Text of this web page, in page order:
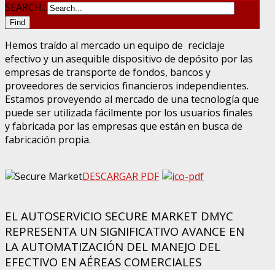
SEARCH...
Hemos traído al mercado un equipo de reciclaje
efectivo y un asequible dispositivo de depósito por las
empresas de transporte de fondos, bancos y
proveedores de servicios financieros independientes.
Estamos proveyendo al mercado de una tecnología que
puede ser utilizada fácilmente por los usuarios finales
y fabricada por las empresas que están en busca de
fabricación propia.
DESCARGAR PDF
EL AUTOSERVICIO SECURE MARKET DMYC
REPRESENTA UN SIGNIFICATIVO AVANCE EN
LA AUTOMATIZACIÓN DEL MANEJO DEL
EFECTIVO EN AÉREAS COMERCIALES